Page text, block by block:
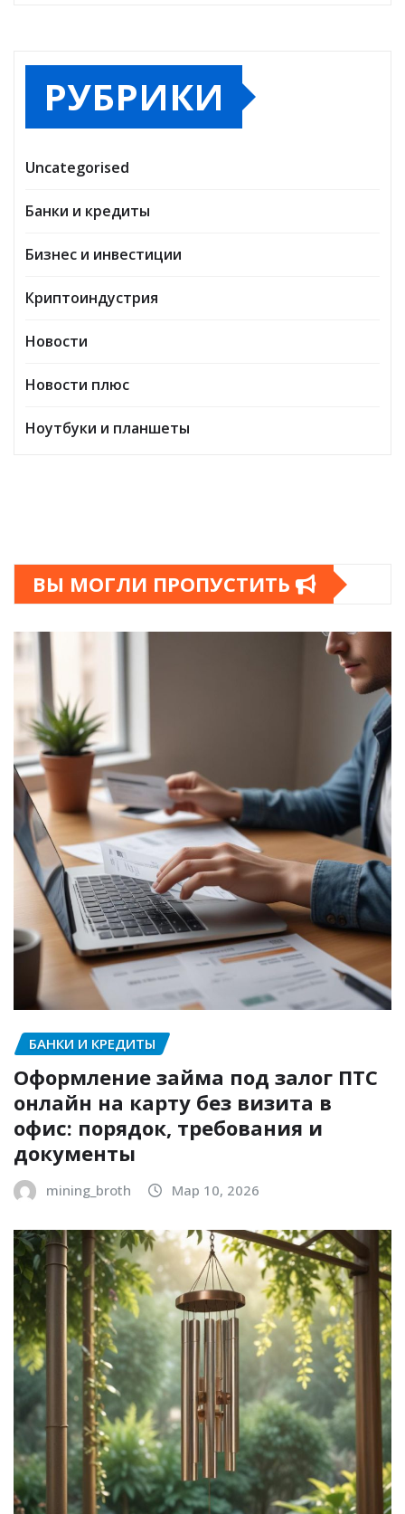
РУБРИКИ
Uncategorised
Банки и кредиты
Бизнес и инвестиции
Криптоиндустрия
Новости
Новости плюс
Ноутбуки и планшеты
ВЫ МОГЛИ ПРОПУСТИТЬ
БАНКИ И КРЕДИТЫ
Оформление займа под залог ПТС
онлайн на карту без визита в
офис: порядок, требования и
документы
mining_broth Мар 10, 2026